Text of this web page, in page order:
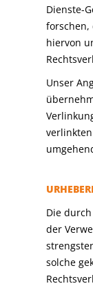
Dienste-
forschen,
hiervon
Unser
Die
der
solche